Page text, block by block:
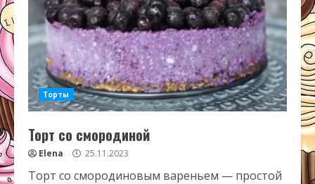
Торты
Торт со смородиной
Elena 25.11.2023
Торт со смородиновым вареньем — простой